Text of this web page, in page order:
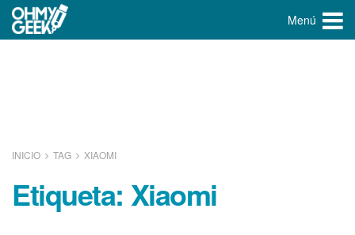
Menú
INICIO TAG XIAOMI
Etiqueta: Xiaomi